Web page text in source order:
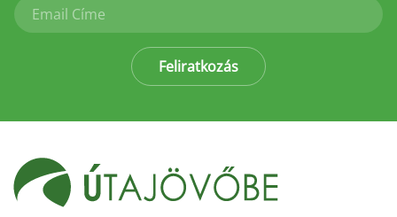
Feliratkozás